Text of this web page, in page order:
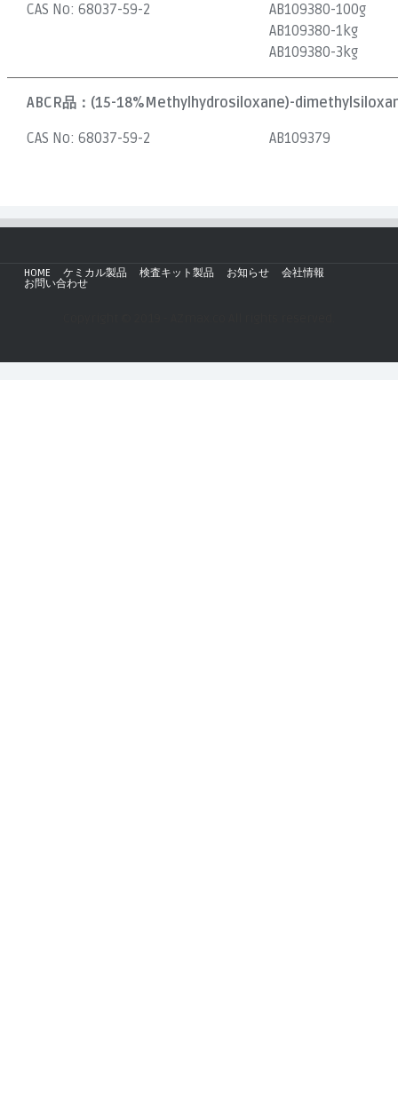
CAS No:68037-59-2
AB109380-100g
AB109380-1kg
AB109380-3kg
ABCR品： (15-18%Methylhydrosiloxane)-
CAS No:68037-59-2 AB109379
HOME ケミカル製品 検査キット製品 お知らせ
会社情報
お問い合わせ